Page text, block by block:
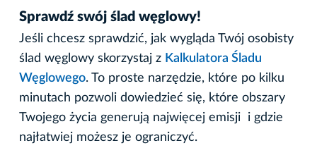
Sprawdź swój ślad węglowy!
Jeśli chcesz sprawdzić, jak wygląda Twój osobisty
ślad węglowy skorzystaj z Kalkulatora Śladu
Węglowego. To proste narzędzie, które po kilku
minutach pozwoli dowiedzieć się, które obszary
Twojego życia generują najwięcej emisji i gdzie
najłatwiej możesz je ograniczyć.